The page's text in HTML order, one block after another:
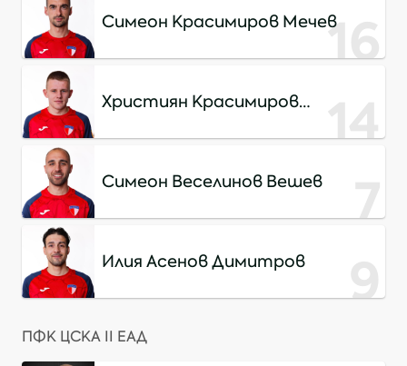
Симеон Красимиров Мечев16
Християн Красимиров
14
Симеон Веселинов Вешев 7
Илия Асенов Димитров 9
ПФК ЦСКА II ЕАД